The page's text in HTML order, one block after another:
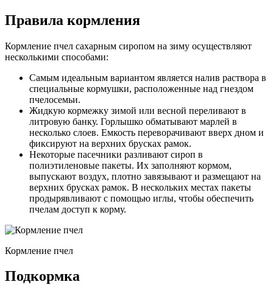
Правила кормления
Кормление пчел сахарным сиропом на зиму осуществляют
несколькими способами:
Самым идеальным вариантом является налив раствора в
специальные кормушки, расположенные над гнездом
пчелосемьи.
Жидкую кормежку зимой или весной переливают в
литровую банку. Горлышко обматывают марлей в
несколько слоев. Емкость переворачивают вверх дном и
фиксируют на верхних брусках рамок.
Некоторые пасечники разливают сироп в
полиэтиленовые пакеты. Их заполняют кормом,
выпускают воздух, плотно завязывают и размещают на
верхних брусках рамок. В нескольких местах пакеты
продырявливают с помощью иглы, чтобы обеспечить
пчелам доступ к корму.
Кормление пчел
Подкормка